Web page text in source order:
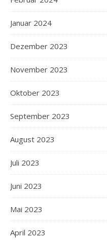
Januar 2024
Dezember 2023
November 2023
Oktober 2023
September 2023
August 2023
Juli 2023
Juni 2023
Mai 2023
April 2023